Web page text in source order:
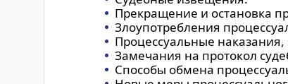
Прекращение и остановка
Злоупотребления
Процессуальные
Замечания на протокол
Способы обмена